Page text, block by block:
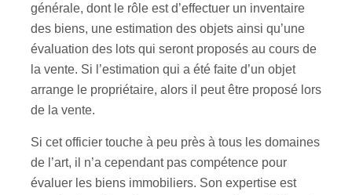
générale, dont le rôle est d’effectuer un inventaire
des biens, une estimation des objets ainsi qu’une
évaluation des lots qui seront proposés au cours de
la vente. Si l’estimation qui a été faite d’un objet
arrange le propriétaire, alors il peut être proposé lors
de la vente.
Si cet officier touche à peu près à tous les domaines
de l’art, il n’a cependant pas compétence pour
évaluer les biens immobiliers. Son expertise est